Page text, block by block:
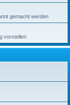
gemacht werden
vorstellen